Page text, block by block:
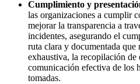
Cumplimiento y
las organizaciones a cumplir
mejorar la transparencia a
incidentes, asegurando el
ruta clara y documentada que
exhaustiva, la recopilación de
comunicación efectiva de los
tomadas.